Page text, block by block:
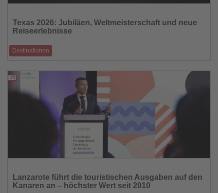
Nachrichten
Texas 2026: Jubiläen, Weltmeisterschaft und neue
Reiseerlebnisse
Destinationen
dazu Kulinarik,
17.11.2025
die
Nachrichten
Lanzarote führt die touristischen Ausgaben auf den
Kanaren an – höchster Wert seit 2010